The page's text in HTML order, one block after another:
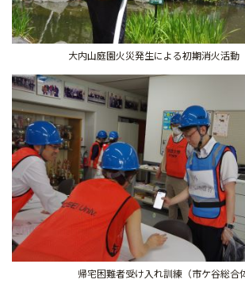
大内山庭園火災発生による初期消火活動
帰宅困難者受け入れ訓練（市ケ谷総合